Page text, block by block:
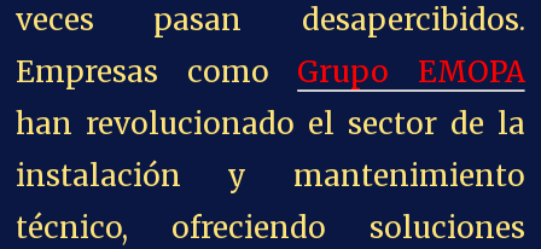
veces pasan desapercibidos.
Empresas como Grupo EMOPA
han revolucionado el sector de la
instalación y mantenimiento
técnico, ofreciendo soluciones